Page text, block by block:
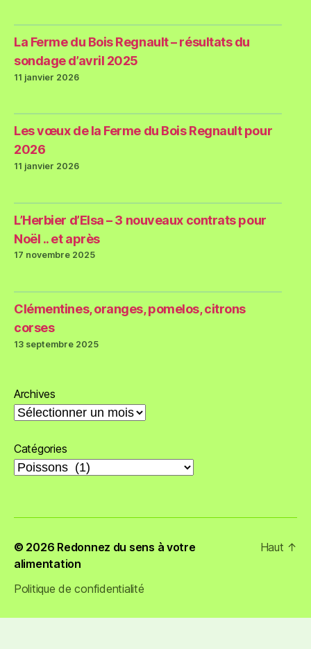
La Ferme du Bois Regnault – résultats du
sondage d’avril 2025
11 janvier 2026
Les vœux de la Ferme du Bois Regnault pour
2026
11 janvier 2026
L’Herbier d’Elsa – 3 nouveaux contrats pour
Noël .. et après
17 novembre 2025
Clémentines, oranges, pomelos, citrons
corses
13 septembre 2025
Archives
Catégories
© 2026 Redonnez du sens à votre
alimentation
Politique de confidentialité
Haut ↑